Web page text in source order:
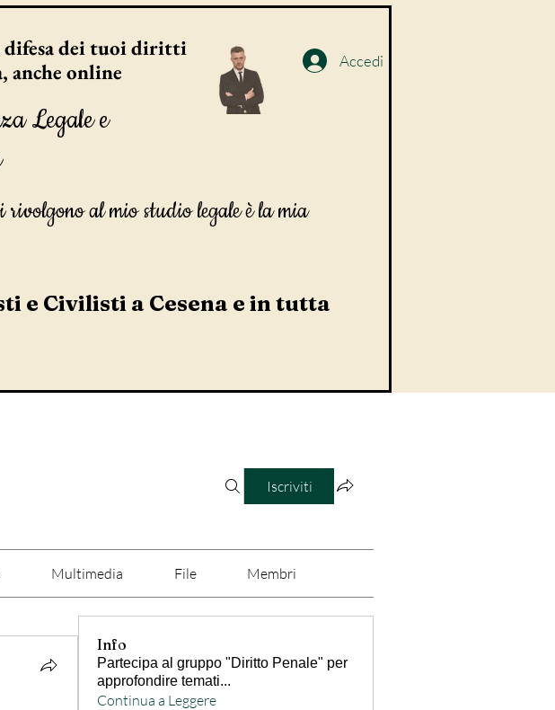
difesa dei tuoi diritti
anche online
Legale e
Accedi
al mio studio legale è la mia
e Civilisti a Cesena e in tutta
Iscriviti
Multimedia File Membri
Info
Partecipa al gruppo "Diritto Penale" per
approfondire temati...
Continua a Leggere